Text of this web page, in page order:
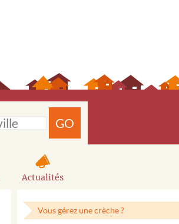
GO
Actualités
Vous gérez une crèche ?